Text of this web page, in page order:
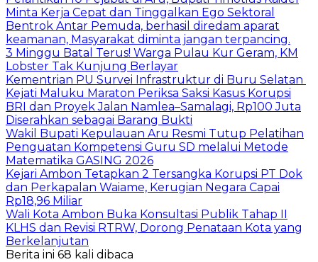
Minta Kerja Cepat dan Tinggalkan Ego Sektoral
Bentrok Antar Pemuda, berhasil diredam aparat
keamanan, Masyarakat diminta jangan terpancing.
3 Minggu Batal Terus! Warga Pulau Kur Geram, KM
Lobster Tak Kunjung Berlayar
Kementrian PU Survei Infrastruktur di Buru Selatan
Kejati Maluku Maraton Periksa Saksi Kasus Korupsi
BRI dan Proyek Jalan Namlea–Samalagi, Rp100 Juta
Diserahkan sebagai Barang Bukti
Wakil Bupati Kepulauan Aru Resmi Tutup Pelatihan
Penguatan Kompetensi Guru SD melalui Metode
Matematika GASING 2026
Kejari Ambon Tetapkan 2 Tersangka Korupsi PT Dok
dan Perkapalan Waiame, Kerugian Negara Capai
Rp18,96 Miliar
Wali Kota Ambon Buka Konsultasi Publik Tahap II
KLHS dan Revisi RTRW, Dorong Penataan Kota yang
Berkelanjutan
Berita ini 68 kali dibaca